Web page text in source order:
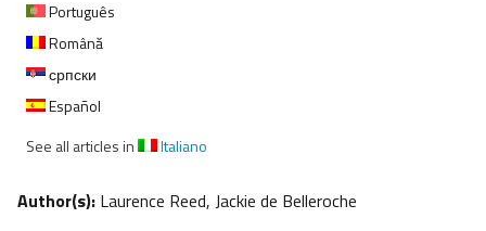
Português
Română
српски
Español
See all articles in
Italiano
Author(s): Laurence Reed, Jackie de Belleroche